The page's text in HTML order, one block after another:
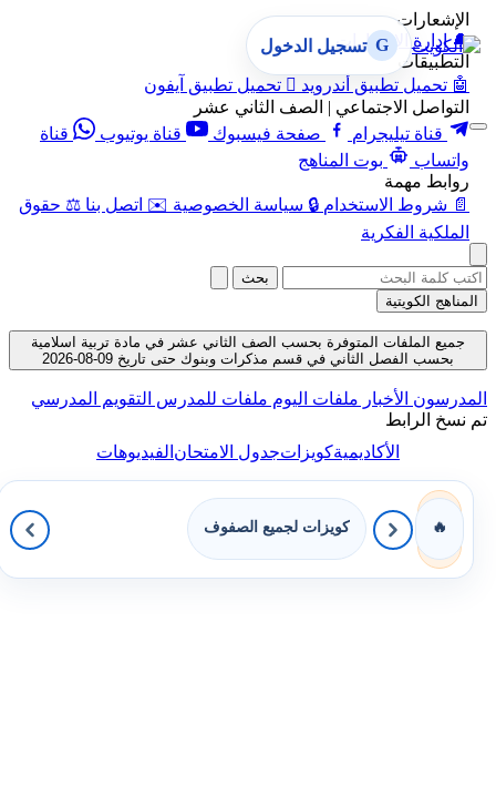
الإشعارات
🔔 إدارة الإشعارات
التطبيقات
🤖 تحميل تطبيق أندرويد  تحميل تطبيق آيفون
التواصل الاجتماعي | الصف الثاني عشر
قناة تيليجرام
صفحة فيسبوك قناة يوتيوب
قناة
واتساب
بوت المناهج
روابط مهمة
📄 شروط الاستخدام 🔒 سياسة الخصوصية ✉️ اتصل بنا ⚖️ حقوق
الملكية الفكرية
G تسجيل الدخول
بحث
المناهج الكويتية
جميع الملفات المتوفرة بحسب الصف الثاني عشر في مادة تربية اسلامية
بحسب الفصل الثاني في قسم مذكرات وبنوك حتى تاريخ 09-08-2026
المدرسون الأخبار ملفات اليوم ملفات للمدرس التقويم المدرسي
تم نسخ الرابط
الأكاديميةكويزاتجدول الامتحانالفيديوهات
🔥 كويزات لجميع الصفوف